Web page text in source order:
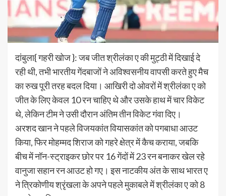
दांबुला{ गहरी खोज }: जब जीत श्रीलंका ए की मुट्ठी में दिखाई दे
रही थी, तभी भारतीय गेंदबाजों ने अविश्वसनीय वापसी करते हुए मैच
का रुख पूरी तरह बदल दिया। आखिरी दो ओवरों में श्रीलंका ए को
जीत के लिए केवल 10 रन चाहिए थे और उसके हाथ में चार विकेट
थे, लेकिन टीम ने उसी दौरान अंतिम तीन विकेट गंवा दिए।
अरशद खान ने पहले विजयकांत वियासकांत को पगबाधा आउट
किया, फिर मोहम्मद शिराज को गहरे क्षेत्र में कैच कराया, जबकि
बीच में नॉन-स्ट्राइकर छोर पर 16 गेंदों में 23 रन बनाकर खेल रहे
वानुजा सहान रन आउट हो गए। इस नाटकीय अंत के साथ भारत ए
ने त्रिकोणीय श्रृंखला के अपने पहले मुकाबले में श्रीलंका ए को 8